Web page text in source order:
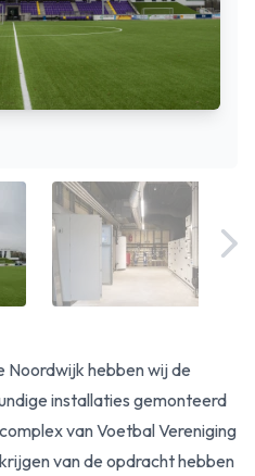
Noordwijk hebben wij de
installaties gemonteerd
van Voetbal Vereniging
van de opdracht hebben